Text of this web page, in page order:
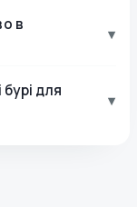
в
▾
для
▾